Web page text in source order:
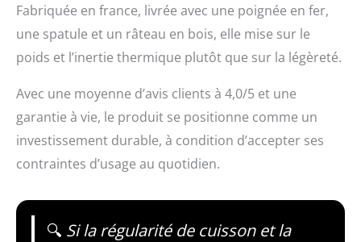
Fabriquée en france, livrée avec une poignée en fer,
une spatule et un râteau en bois, elle mise sur le
poids et l’inertie thermique plutôt que sur la légèreté.
Avec une moyenne d’avis clients à 4,0/5 et une
garantie à vie, le produit se positionne comme un
investissement durable, à condition d’accepter ses
contraintes d’usage au quotidien.
🔍 Si la régularité de cuisson et la